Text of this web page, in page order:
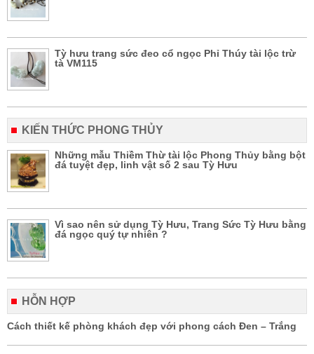
Tỳ hưu trang sức đeo cổ ngọc Phỉ Thúy tài lộc trừ
tà VM115
KIẾN THỨC PHONG THỦY
Những mẫu Thiềm Thừ tài lộc Phong Thủy bằng bột
đá tuyệt đẹp, linh vật số 2 sau Tỳ Hưu
Vì sao nên sử dụng Tỳ Hưu, Trang Sức Tỳ Hưu bằng
đá ngọc quý tự nhiên ?
HỖN HỢP
Cách thiết kế phòng khách đẹp với phong cách Đen – Trắng